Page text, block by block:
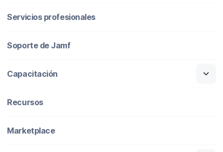
Servicios profesionales
Soporte de Jamf
Capacitación
Recursos
Marketplace